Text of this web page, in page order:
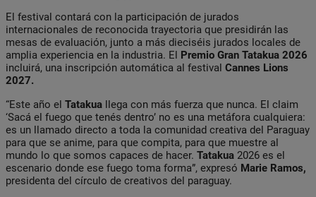
El festival contará con la participación de jurados
internacionales de reconocida trayectoria que presidirán las
mesas de evaluación, junto a más dieciséis jurados locales de
amplia experiencia en la industria. El Premio Gran Tatakua 2026
incluirá, una inscripción automática al festival Cannes Lions
2027.
“Este año el Tatakua llega con más fuerza que nunca. El claim
‘Sacá el fuego que tenés dentro’ no es una metáfora cualquiera:
es un llamado directo a toda la comunidad creativa del Paraguay
para que se anime, para que compita, para que muestre al
mundo lo que somos capaces de hacer. Tatakua 2026 es el
escenario donde ese fuego toma forma”, expresó Marie Ramos,
presidenta del círculo de creativos del paraguay.